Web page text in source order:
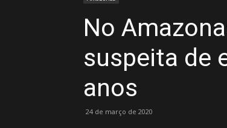
No
suspeita de
anos
24 de março de 2020